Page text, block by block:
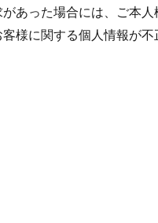
あった場合には、ご本
様に関する個人情報が